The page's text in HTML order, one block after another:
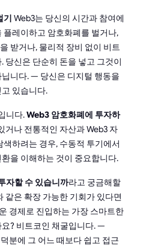
기 Web3는 당신의 시간과 참여에
플레이하고 암호화폐를 벌거나,
받거나, 물리적 장비 없이 비트
당신은 단순히 돈을 넣고 그것이
니다. — 당신은 디지털 행동을
있습니다.
니다.Web3 암호화폐에 투자하
거나 전통적인 자산과 Web3 자
색하려는 경우, 수동적 투기에서
을 이해하는 것이 중요합니다.
자할 수 있습니까라고 궁금해할
같은 확장 가능한 기회가 있다면
경제로 진입하는 가장 스마트한
? 비트코인 채굴입니다. —
분에 그 어느 때보다 쉽고 접근